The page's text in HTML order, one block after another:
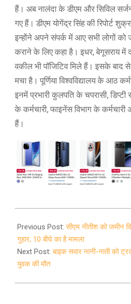
हैं। अब नालंदा के डीएम और सिविल सर्जन
गए हैं। डीएम योगेंद्र सिंह की रिपोर्ट
इन्होंने अपने संपर्क में आए सभी लोगों को
कराने के लिए कहा है। इधर, बेगूसराय
वकील भी पॉजिटिव मिले हैं। इसके बाद
मचा है। पूर्णिया विश्वविद्यालय के आठ
इनमें प्रभारी कुलपति के चपरासी,
के कर्मचारी, फाइनेंस विभाग के
हैं।
04-
16
Previous Post:सीएम नीतीश को जमीन
गुहार, 10 बीघे का है मामला
Next Post:बाइक सवार नानी-नाती को
युवक की मौत